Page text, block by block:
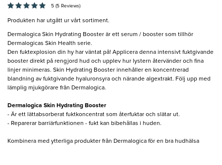
5 (5 Reviews)
Produkten har utgått ur vårt sortiment.
Dermalogica Skin Hydrating Booster är ett serum / booster som tillhör
Dermalogicas Skin Health serie.
Den fuktexplosion din hy har väntat på! Applicera denna intensivt fuktgivande
booster direkt på rengjord hud och upplev hur lystern återvänder och fina
linjer minimeras. Skin Hydrating Booster innehåller en koncentrerad
blandning av fuktgivande hyaluronsyra och närande algextrakt. Följ upp med
lämplig mjukgörare från Dermalogica.
Dermalogica Skin Hydrating Booster
- Är ett lättabsorberat fuktkoncentrat som återfuktar och slätar ut.
- Reparerar barriärfunktionen - fukt kan bibehållas i huden.
Kombinera med ytterliga produkter från Dermalogica för en bra hudhälsa